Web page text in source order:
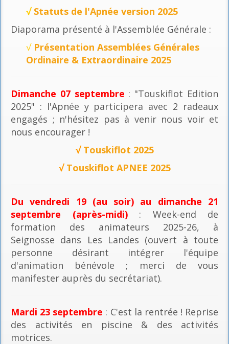
√ Statuts de l'Apnée version 2025
Diaporama présenté à l'Assemblée Générale :
√ Présentation Assemblées Générales
Ordinaire & Extraordinaire 2025
Dimanche 07 septembre : "Touskiflot Edition
2025" : l'Apnée y participera avec 2 radeaux
engagés ; n'hésitez pas à venir nous voir et
nous encourager !
√ Touskiflot 2025
√ Touskiflot APNEE 2025
Du vendredi 19 (au soir) au dimanche 21
septembre (après-midi): Week-end de
formation des animateurs 2025-26, à
Seignosse dans Les Landes (ouvert à toute
personne désirant intégrer l'équipe
d'animation bénévole ; merci de vous
manifester auprès du secrétariat).
Mardi 23 septembre : C'est la rentrée ! Reprise
des activités en piscine & des activités
motrices.